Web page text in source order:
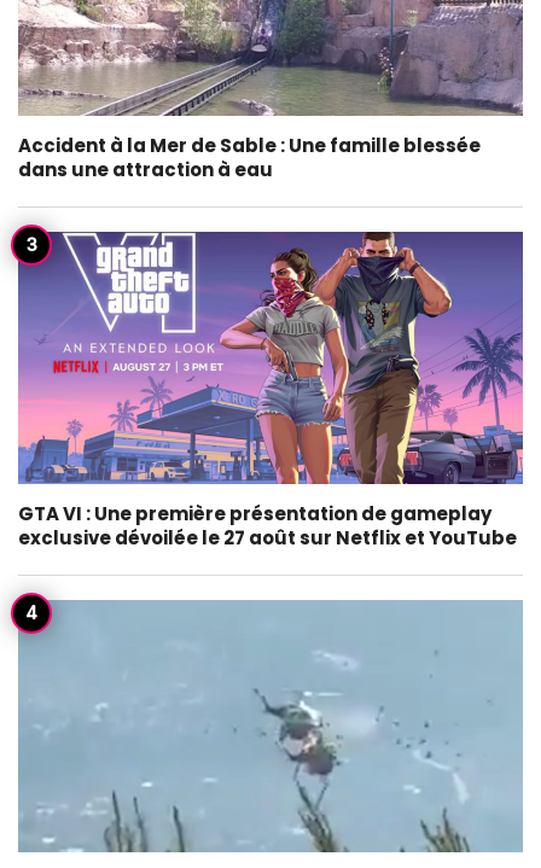
Accident à la Mer de Sable : Une famille blessée
dans une attraction à eau
GTA VI : Une première présentation de gameplay
exclusive dévoilée le 27 août sur Netflix et YouTube